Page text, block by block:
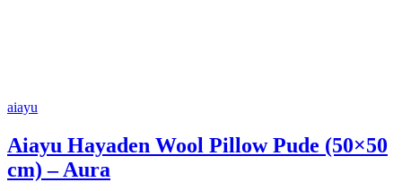
aiayu
Aiayu Hayaden Wool Pillow Pude (50×50
cm) – Aura